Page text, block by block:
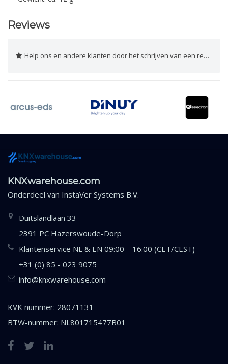
Reviews
Help ons en andere klanten door het schrijven van een review
KNXwarehouse.com
Onderdeel van InstaVer Systems B.V.
Duitslandlaan 33
2391 PC Hazerswoude-Dorp
Klantenservice NL & EN 09:00 – 16:00 (CET/CEST)
+31 (0) 85 - 023 9075
info@knxwarehouse.com
KVK nummer: 28071131
BTW-nummer: NL801715477B01